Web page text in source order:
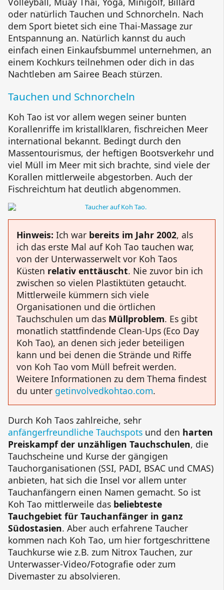
oder natürlich Tauchen und Schnorcheln. Nach
dem Sport bietet sich eine Thai-Massage zur
Entspannung an. Natürlich kannst du auch
einfach einen Einkaufsbummel unternehmen, an
einem Kochkurs teilnehmen oder dich in das
Nachtleben am Sairee Beach stürzen.
Tauchen und Schnorcheln
Koh Tao ist vor allem wegen seiner bunten
Korallenriffe im kristallklaren, fischreichen Meer
international bekannt. Bedingt durch den
Massentourismus, der heftigen Bootsverkehr und
viel Müll im Meer mit sich brachte, sind viele der
Korallen mittlerweile abgestorben. Auch der
Fischreichtum hat deutlich abgenommen.
Hinweis: Ich war bereits im Jahr 2002, als
ich das erste Mal auf Koh Tao tauchen war,
von der Unterwasserwelt vor Koh Taos
Küsten relativ enttäuscht. Nie zuvor bin ich
zwischen so vielen Plastiktüten getaucht.
Mittlerweile kümmern sich viele
Organisationen und die örtlichen
Tauchschulen um das Müllproblem. Es gibt
monatlich stattfindende Clean-Ups (Eco Day
Koh Tao), an denen sich jeder beteiligen
kann und bei denen die Strände und Riffe
von Koh Tao vom Müll befreit werden.
Weitere Informationen zu dem Thema findest
du unter getinvolvedkohtao.com.
Durch Koh Taos zahlreiche, sehr
anfängerfreundliche Tauchspots und den harten
Preiskampf der unzähligen Tauchschulen, die
Tauchscheine und Kurse der gängigen
Tauchorganisationen (SSI, PADI, BSAC und CMAS)
anbieten, hat sich die Insel vor allem unter
Tauchanfängern einen Namen gemacht. So ist
Koh Tao mittlerweile das beliebteste
Tauchgebiet für Tauchanfänger in ganz
Südostasien. Aber auch erfahrene Taucher
kommen nach Koh Tao, um hier fortgeschrittene
Tauchkurse wie z.B. zum Nitrox Tauchen, zur
Unterwasser-Video/Fotografie oder zum
Divemaster zu absolvieren.